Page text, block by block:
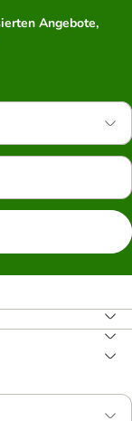
Angebote,